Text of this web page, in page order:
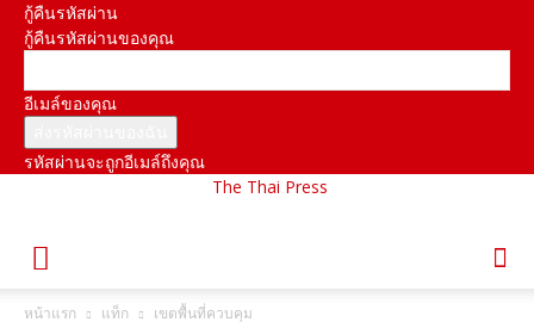
กู้คืนรหัสผ่าน
กู้คืนรหัสผ่านของคุณ
อีเมล์ของคุณ
รหัสผ่านจะถูกอีเมล์ถึงคุณ
The Thai Press
หน้าแรก แท็ก เขตพื้นที่ควบคุม